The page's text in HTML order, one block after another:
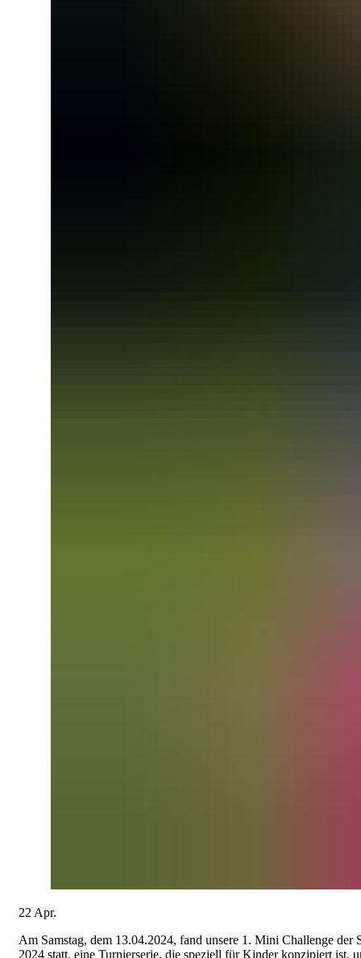
22 Apr.
Am Samstag, dem 13.04.2024, fand unsere 1. Mini Challenge der
2024 statt, eine Turnierserie, die speziell für Kinder konzipiert ist,